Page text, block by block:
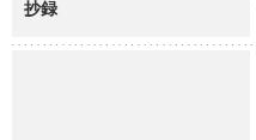
抄録